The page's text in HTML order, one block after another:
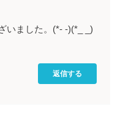
いました。(*- -)(*_ _)
返信する